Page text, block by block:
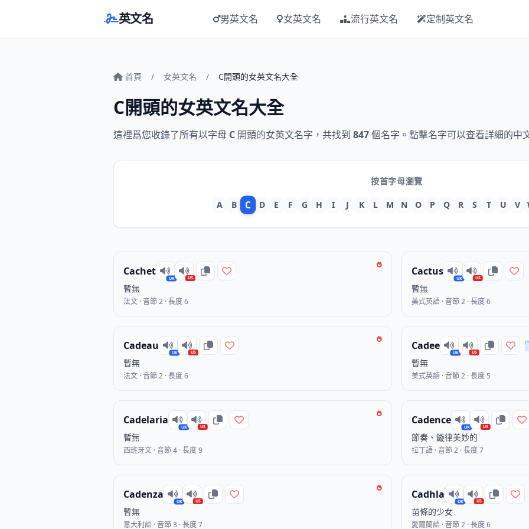
英文名 男英文名 女英文名 流行英文名 定制英文名
首頁 / 女英文名 / C開頭的女英文名大全
C開頭的女英文名大全
這裡爲您收錄了所有以字母 C 開頭的女英文名字，共找到 847個名字。點擊名字可以查看詳細的中
按首字母瀏覽
A B C D E F G H I J K L M N O P Q R S T U V
Cachet
UK US
暫無
法文 · 音節 2 · 長度 6
Cactus
UK US
暫無
美式英語 · 音節 2 · 長度 6
Cadeau
UK US
暫無
法文 · 音節 2 · 長度 6
Cadee
UK US
暫無
美式英語 · 音節 2 · 長度 5
Cadelaria
UK US
暫無
西班牙文 · 音節 4 · 長度 9
Cadence
UK US
節奏、鏇律美妙的
拉丁語 · 音節 2 · 長度 7
Cadenza
UK US
暫無
意大利語 · 音節 3 · 長度 7
Cadhla
UK US
苗條的少女
愛爾蘭語 · 音節 2 · 長度 6